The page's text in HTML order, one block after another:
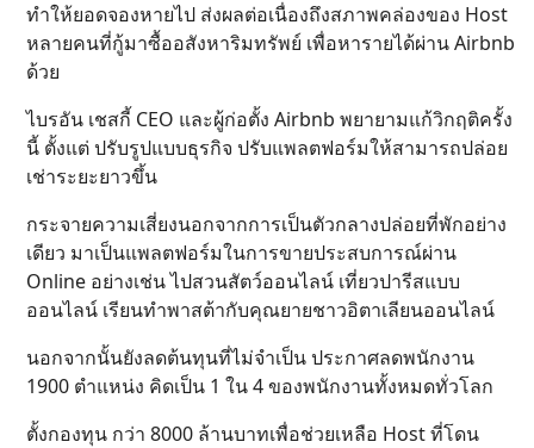
ทำให้ยอดจองหายไป ส่งผลต่อเนื่องถึงสภาพคล่องของ Host
หลายคนที่กู้มาซื้ออสังหาริมทรัพย์ เพื่อหารายได้ผ่าน Airbnb
ด้วย
ไบรอัน เชสกี้ CEO และผู้ก่อตั้ง Airbnb พยายามแก้วิกฤติครั้ง
นี้ ตั้งแต่ ปรับรูปแบบธุรกิจ ปรับแพลตฟอร์มให้สามารถปล่อย
เช่าระยะยาวขึ้น
กระจายความเสี่ยงนอกจากการเป็นตัวกลางปล่อยที่พักอย่าง
เดียว มาเป็นแพลตฟอร์มในการขายประสบการณ์ผ่าน
Online อย่างเช่น ไปสวนสัตว์ออนไลน์ เที่ยวปารีสแบบ
ออนไลน์ เรียนทำพาสต้ากับคุณยายชาวอิตาเลียนออนไลน์
นอกจากนั้นยังลดต้นทุนที่ไม่จำเป็น ประกาศลดพนักงาน
1900 ตำแหน่ง คิดเป็น 1 ใน 4 ของพนักงานทั้งหมดทั่วโลก
ตั้งกองทุน กว่า 8000 ล้านบาทเพื่อช่วยเหลือ Host ที่โดน